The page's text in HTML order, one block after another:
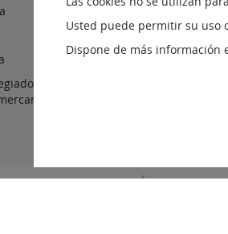
organismos, fundaciones y
Usted puede permitir su uso
Dispone de más información